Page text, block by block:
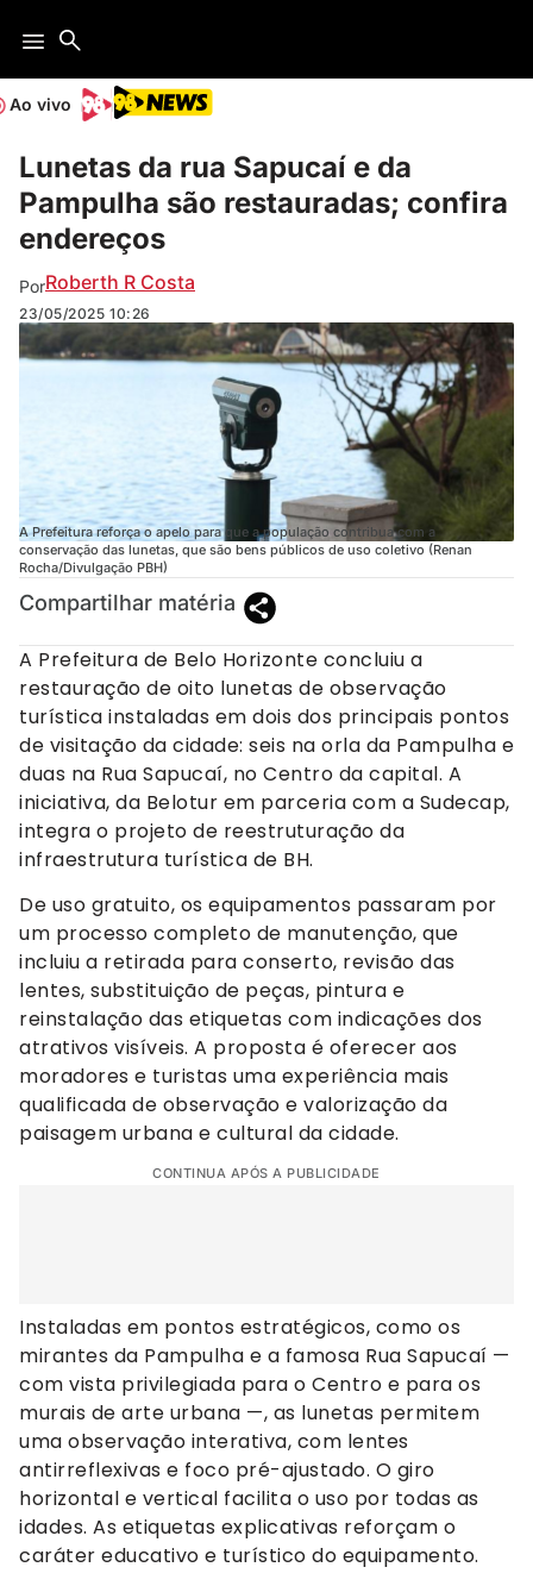
Ao vivo
Lunetas da rua Sapucaí e da
Pampulha são restauradas; confira
endereços
PorRoberth R Costa
23/05/2025 10:26
A Prefeitura reforça o apelo para que a população contribua com a
conservação das lunetas, que são bens públicos de uso coletivo (Renan
Rocha/Divulgação PBH)
Compartilhar matéria
A Prefeitura de Belo Horizonte concluiu a
restauração de oito lunetas de observação
turística instaladas em dois dos principais pontos
de visitação da cidade: seis na orla da Pampulha e
duas na Rua Sapucaí, no Centro da capital. A
iniciativa, da Belotur em parceria com a Sudecap,
integra o projeto de reestruturação da
infraestrutura turística de BH.
De uso gratuito, os equipamentos passaram por
um processo completo de manutenção, que
incluiu a retirada para conserto, revisão das
lentes, substituição de peças, pintura e
reinstalação das etiquetas com indicações dos
atrativos visíveis. A proposta é oferecer aos
moradores e turistas uma experiência mais
qualificada de observação e valorização da
paisagem urbana e cultural da cidade.
CONTINUA APÓS A PUBLICIDADE
Instaladas em pontos estratégicos, como os
mirantes da Pampulha e a famosa Rua Sapucaí —
com vista privilegiada para o Centro e para os
murais de arte urbana —, as lunetas permitem
uma observação interativa, com lentes
antirreflexivas e foco pré-ajustado. O giro
horizontal e vertical facilita o uso por todas as
idades. As etiquetas explicativas reforçam o
caráter educativo e turístico do equipamento.